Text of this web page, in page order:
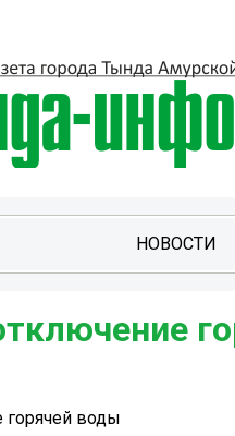
НОВОСТИ
горячей воды